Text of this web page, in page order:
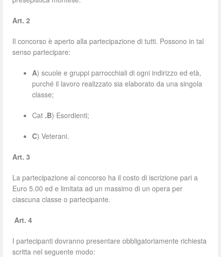
Art. 2
Il concorso è aperto alla partecipazione di tutti. Possono in tal
senso partecipare:
A) scuole e gruppi parrocchiali di ogni indirizzo ed età,
purché il lavoro realizzato sia elaborato da una singola
classe;
Cat .B) Esordienti;
C) Veterani.
Art. 3
La partecipazione al concorso ha il costo di iscrizione pari a
Euro 5.00 ed e limitata ad un massimo di un opera per
ciascuna classe o partecipante.
Art. 4
I partecipanti dovranno presentare obbligatoriamente richiesta
scritta nel seguente modo: